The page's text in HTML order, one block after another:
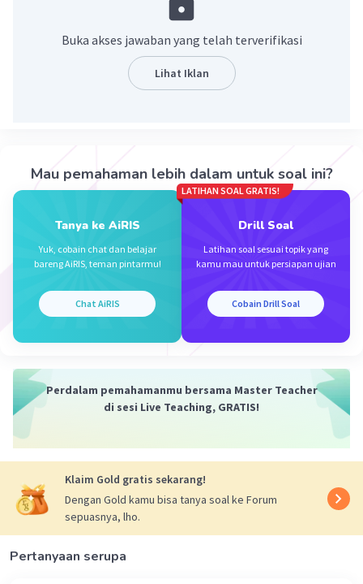
F2 = 7200/180
F2 = 720/180
Buka akses jawaban yang telah terverifikasi
Lihat Iklan
Mau pemahaman lebih dalam untuk soal ini?
Tanya ke AiRIS
Yuk, cobain chat dan belajar
bareng AiRIS, teman pintarmu!
Chat AiRIS
LATIHAN SOAL GRATIS!
Drill Soal
Latihan soal sesuai topik yang
kamu mau untuk persiapan ujian
Cobain Drill Soal
Perdalam pemahamanmu bersama Master Teacher
di sesi Live Teaching, GRATIS!
Klaim Gold gratis sekarang!
Dengan Gold kamu bisa tanya soal ke Forum
sepuasnya, lho.
Pertanyaan serupa